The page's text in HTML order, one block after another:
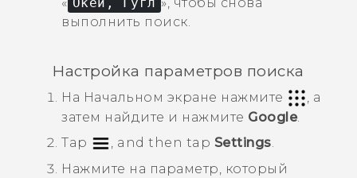
выполнить поиск.
Настройка параметров поиска
На Начальном экране нажмите
, а
затем найдите и нажмите Google.
Tap
, and then tap Settings.
Нажмите на параметр, который